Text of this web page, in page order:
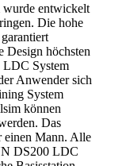
entwickelt
Die hohe
Design höchsten
System
Anwender sich
System
können
Das
einen Mann. Alle
DS200 LDC